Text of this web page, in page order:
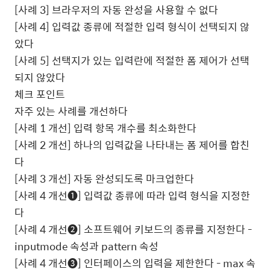
[사례 3] 브라우저의 자동 완성을 사용할 수 없다
[사례 4] 입력값 종류에 적절한 입력 형식이 선택되지 않
았다
[사례 5] 선택지가 있는 입력란에 적절한 폼 제어가 선택
되지 않았다
체크 포인트
자주 있는 사례를 개선하다
[사례 1 개선] 입력 항목 개수를 최소화한다
[사례 2개선] 하나의 입력값을 나타내는 폼 제어를 합친
다
[사례 3개선] 자동 완성되도록 마크업한다
[사례 4개선❶] 입력값 종류에 따라 입력 형식을 지정한
다
[사례 4개선❷] 소프트웨어 키보드의 종류를 지정한다-
inputmode속성과 pattern 속성
[사례 4개선❸] 인터페이스의 입력을 제한한다- max속